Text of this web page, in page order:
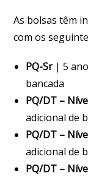
As bolsas têm
com os
PQ-Sr| 5
bancada
PQ/DT –
adicional de
PQ/DT –
adicional de
PQ/DT –